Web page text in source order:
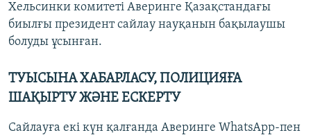
Хельсинки комитеті Аверинге Қазақстандағы
биылғы президент сайлау науқанын бақылаушы
болуды ұсынған.
ТУЫСЫНА ХАБАРЛАСУ, ПОЛИЦИЯҒА
ШАҚЫРТУ ЖӘНЕ ЕСКЕРТУ
Сайлауға екі күн қалғанда Аверинге WhatsApp-пен